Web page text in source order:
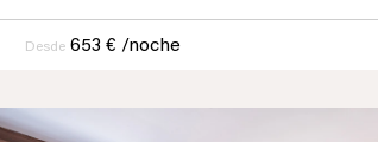
Desde 653 € /noche